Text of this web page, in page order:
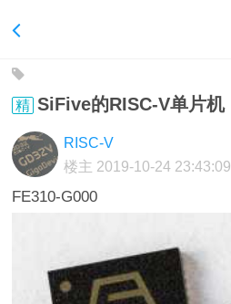
精 SiFive的RISC-V单片机
RISC-V
楼主 2019-10-24 23:43:09
FE310-G000